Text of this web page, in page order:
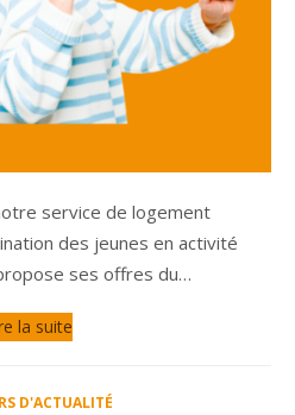
service de logement
des jeunes en activité
ses offres du…
la suite
D'ACTUALITÉ